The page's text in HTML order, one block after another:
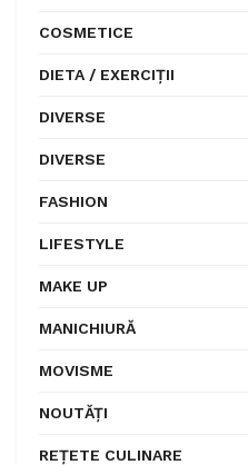
COSMETICE
DIETA / EXERCIȚII
DIVERSE
DIVERSE
FASHION
LIFESTYLE
MAKE UP
MANICHIURĂ
MOVISME
NOUTĂȚI
REȚETE CULINARE